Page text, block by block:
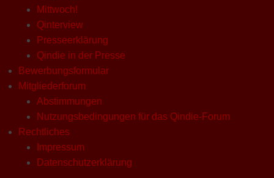
Mittwoch!
Qinterview
Presseerklärung
Qindie in der Presse
Bewerbungsformular
Mitgliederforum
Abstimmungen
Nutzungsbedingungen für das Qindie-Forum
Rechtliches
Impressum
Datenschutzerklärung